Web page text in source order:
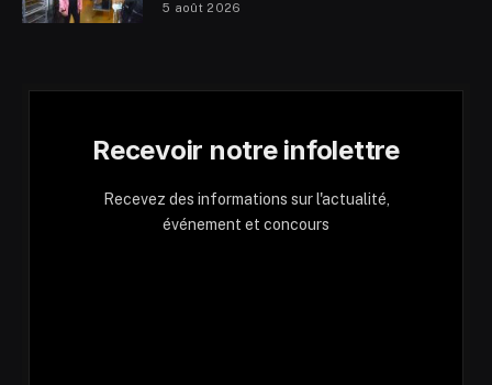
5 août 2026
Recevoir notre infolettre
Recevez des informations sur l'actualité,
événement et concours